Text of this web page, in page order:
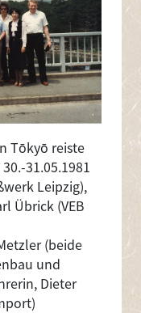
Tōkyō reiste
31.05.1981
Leipzig),
Übrick (VEB
(beide
und
Dieter